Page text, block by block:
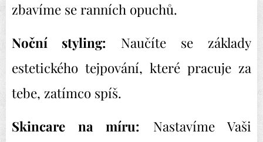
zbavíme se ranních opuchů.
Noční styling: Naučíte se základy
estetického tejpování, které pracuje za
tebe, zatímco spíš.
Skincare na míru: Nastavíme Vaši